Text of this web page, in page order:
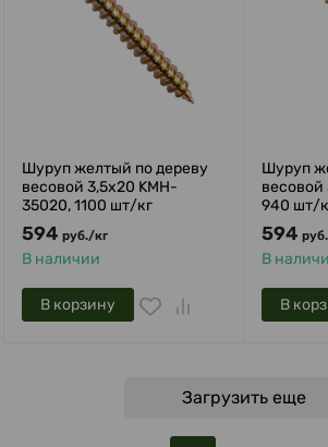
Шуруп желтый по дереву
весовой 3,5х20 KMH-
35020, 1100 шт/кг
594 руб./кг
В наличии
В корзину
Шуруп
весовой
940 шт/
594 руб.
В
В
Загрузить еще